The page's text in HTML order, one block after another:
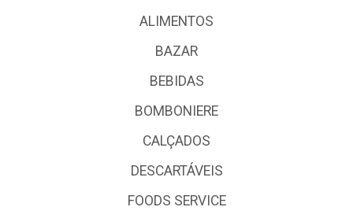
ALIMENTOS
BAZAR
BEBIDAS
BOMBONIERE
CALÇADOS
DESCARTÁVEIS
FOODS SERVICE